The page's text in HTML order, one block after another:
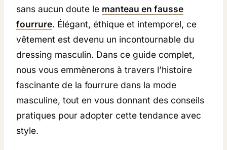
sans aucun doute le manteau en fausse
fourrure. Élégant, éthique et intemporel, ce
vêtement est devenu un incontournable du
dressing masculin. Dans ce guide complet,
nous vous emmènerons à travers l’histoire
fascinante de la fourrure dans la mode
masculine, tout en vous donnant des conseils
pratiques pour adopter cette tendance avec
style.